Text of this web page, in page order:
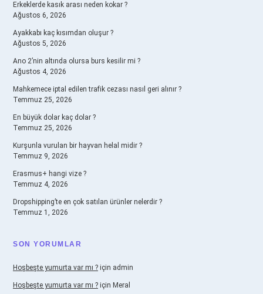
Erkeklerde kasık arası neden kokar ?
Ağustos 6, 2026
Ayakkabı kaç kısımdan oluşur ?
Ağustos 5, 2026
Ano 2’nin altında olursa burs kesilir mi ?
Ağustos 4, 2026
Mahkemece iptal edilen trafik cezası nasıl geri alınır ?
Temmuz 25, 2026
En büyük dolar kaç dolar ?
Temmuz 25, 2026
Kurşunla vurulan bir hayvan helal midir ?
Temmuz 9, 2026
Erasmus+ hangi vize ?
Temmuz 4, 2026
Dropshipping’te en çok satılan ürünler nelerdir ?
Temmuz 1, 2026
SON YORUMLAR
Hoşbeşte yumurta var mı ? için admin
Hoşbeşte yumurta var mı ? için Meral